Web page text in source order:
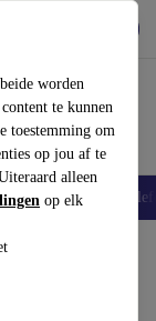
worden
te kunnen
toestemming om
op jou af te
alleen
op elk
Accessoires